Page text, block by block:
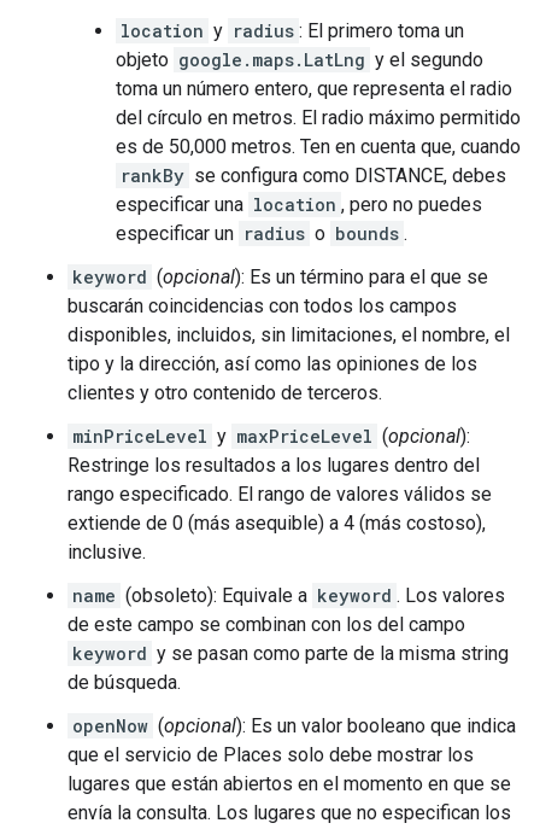
location y radius : El primero toma un
objeto google.maps.LatLng y el segundo
toma un número entero, que representa el radio
del círculo en metros. El radio máximo permitido
es de 50,000 metros. Ten en cuenta que, cuando
rankBy se configura como DISTANCE, debes
especificar una location , pero no puedes
especificar un radius o bounds .
keyword (opcional): Es un término para el que se
buscarán coincidencias con todos los campos
disponibles, incluidos, sin limitaciones, el nombre, el
tipo y la dirección, así como las opiniones de los
clientes y otro contenido de terceros.
minPriceLevel y maxPriceLevel (opcional):
Restringe los resultados a los lugares dentro del
rango especificado. El rango de valores válidos se
extiende de 0 (más asequible) a 4 (más costoso),
inclusive.
name (obsoleto): Equivale a keyword . Los valores
de este campo se combinan con los del campo
keyword y se pasan como parte de la misma string
de búsqueda.
openNow (opcional): Es un valor booleano que indica
que el servicio de Places solo debe mostrar los
lugares que están abiertos en el momento en que se
envía la consulta. Los lugares que no especifican los